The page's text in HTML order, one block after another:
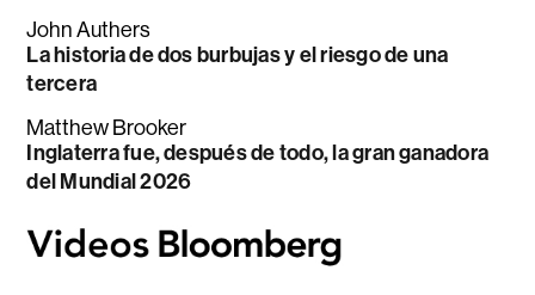
John Authers
La historia de dos burbujas y el riesgo de una
tercera
Matthew Brooker
Inglaterra fue, después de todo, la gran ganadora
del Mundial 2026